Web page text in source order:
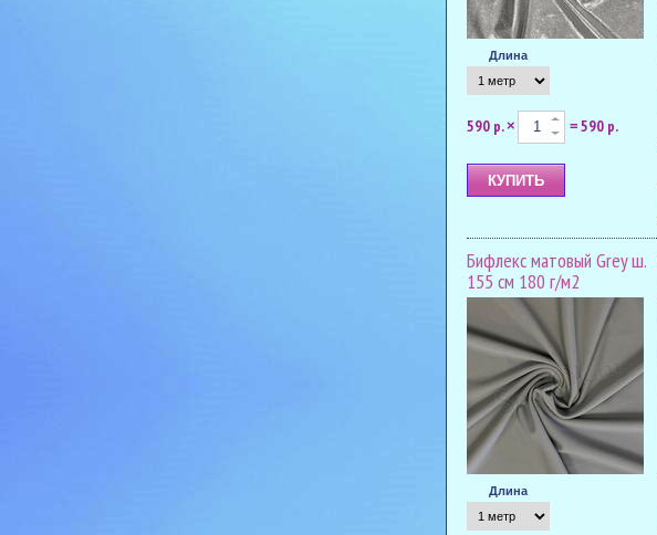
Длина
590 р.× = 590 р.
Бифлекс матовый Grey ш.
155 см 180 г/м2
Длина